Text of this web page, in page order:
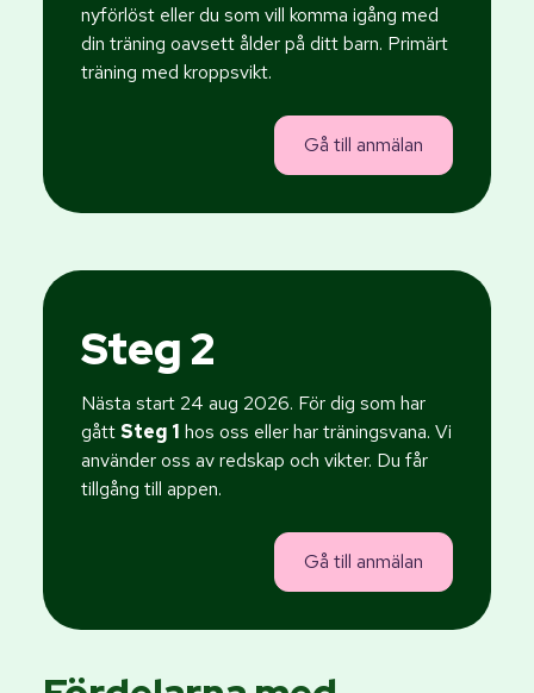
nyförlöst eller du som vill komma igång med
din träning oavsett ålder på ditt barn. Primärt
träning med kroppsvikt.
Gå till anmälan
Steg 2
Nästa start 24 aug 2026. För dig som har
gåttSteg 1 hos oss eller har träningsvana. Vi
använder oss av redskap och vikter. Du får
tillgång till appen.
Gå till anmälan